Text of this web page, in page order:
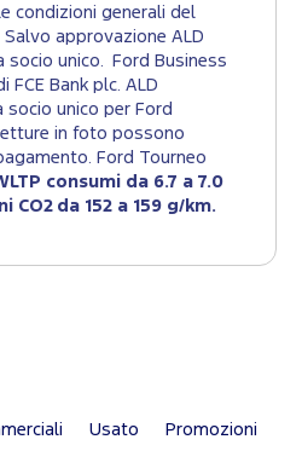
condizioni generali del
approvazione ALD
socio unico. Ford Business
FCE Bank plc. ALD
unico per Ford
in foto possono
Ford Tourneo
consumi da 6.7 a 7.0
CO2 da 152 a 159 g/km.
Usato Promozioni